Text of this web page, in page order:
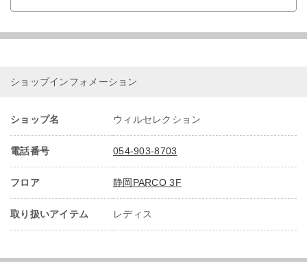
ショップインフォメーション
ショップ名 ウィルセレクション
電話番号 054-903-8703
フロア 静岡PARCO 3F
取り扱いアイテム レディス